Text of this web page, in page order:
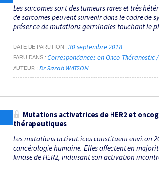
Les sarcomes sont des tumeurs rares et très
de sarcomes peuvent survenir dans le cadre de
présence de mutations germinales touchant le
DATE DE PARUTION 30 septembre 2018
PARU DANS Correspondances en Onco-Théranostic
AUTEUR Dr Sarah WATSON
Mutations activatrices de HER2 et
thérapeutiques
Les mutations activatrices constituent environ
cancérologie humaine. Elles affectent en
kinase de HER2, induisant son activation